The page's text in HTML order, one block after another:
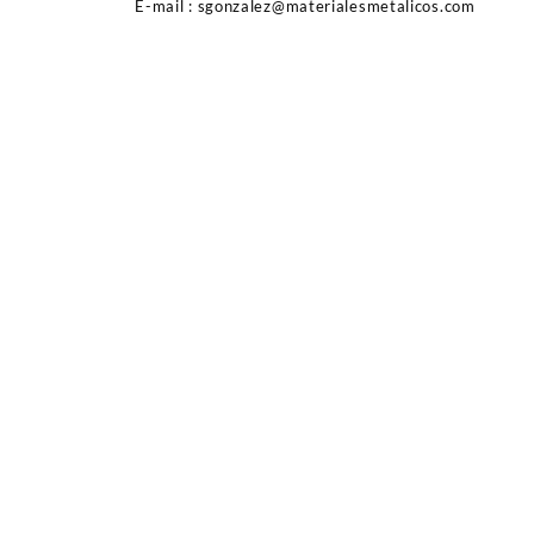
E-mail : sgonzalez@materialesmetalicos.com